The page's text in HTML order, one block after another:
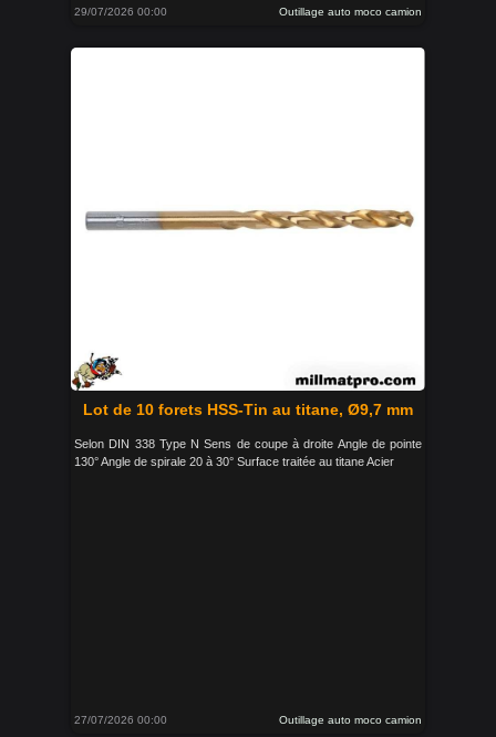
29/07/2026 00:00 Outillage auto moco camion
Lot de 10 forets HSS-Tin au titane, Ø9,7 mm
Selon DIN 338 Type N Sens de coupe à droite Angle de pointe
130° Angle de spirale 20 à 30° Surface traitée au titane Acier
27/07/2026 00:00 Outillage auto moco camion